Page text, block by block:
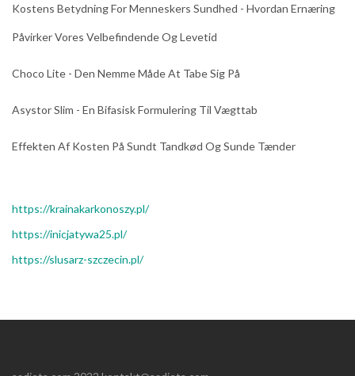
Kostens Betydning For Menneskers Sundhed - Hvordan Ernæring
Påvirker Vores Velbefindende Og Levetid
Choco Lite - Den Nemme Måde At Tabe Sig På
Asystor Slim - En Bifasisk Formulering Til Vægttab
Effekten Af Kosten På Sundt Tandkød Og Sunde Tænder
https://krainakarkonoszy.pl/
https://inicjatywa25.pl/
https://slusarz-szczecin.pl/